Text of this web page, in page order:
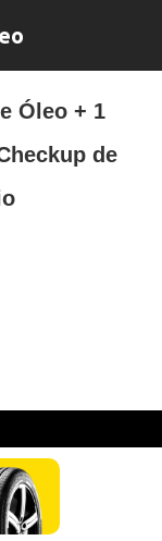
Óleo + 1
de